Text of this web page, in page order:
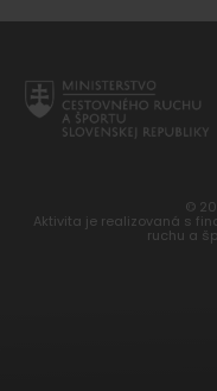
©
Aktivita je realizovaná s
ruchu a